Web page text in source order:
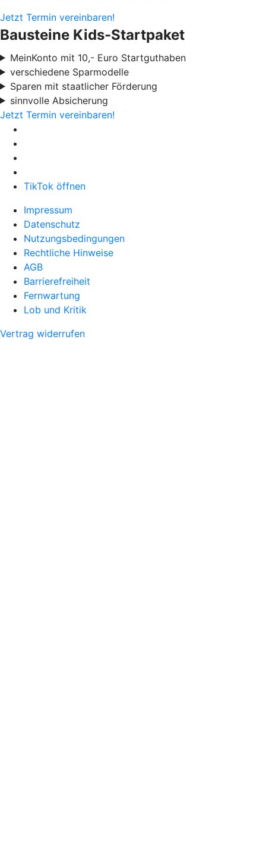
Jetzt Termin vereinbaren!
Bausteine Kids-Startpaket
MeinKonto mit 10,- Euro Startguthaben
verschiedene Sparmodelle
Sparen mit staatlicher Förderung
sinnvolle Absicherung
Jetzt Termin vereinbaren!
TikTok öffnen
Impressum
Datenschutz
Nutzungsbedingungen
Rechtliche Hinweise
AGB
Barrierefreiheit
Fernwartung
Lob und Kritik
Vertrag widerrufen